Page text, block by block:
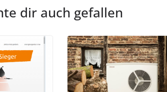
dir auch gefallen